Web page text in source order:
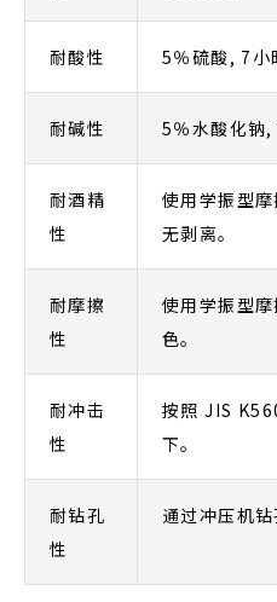
耐酸性 5％硫酸, 7小
耐碱性 5％水酸化钠
耐酒精
性
使用学振型
无剥离。
耐摩擦
性
使用学振型
色。
耐冲击
性
按照 JIS
下。
耐钻孔
性
通过冲压机钻